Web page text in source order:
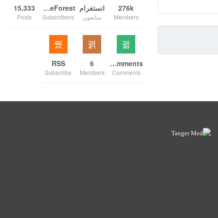
276k
Members
انستغرام
متابعون
ThemeForest
Subscribers
15,333
Posts
Comments
Comments
6
Members
RSS
Subscribe